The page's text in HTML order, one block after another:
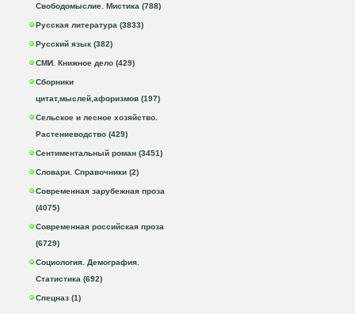
Свободомыслие. Мистика (788)
Русская литература (3833)
Русский язык (382)
СМИ. Книжное дело (429)
Сборники
цитат,мыслей,афоризмов (197)
Сельское и лесное хозяйство.
Растениеводство (429)
Сентиментальный роман (3451)
Словари. Справочники (2)
Современная зарубежная проза
(4075)
Современная российская проза
(6729)
Социология. Демография.
Статистика (692)
Спецназ (1)